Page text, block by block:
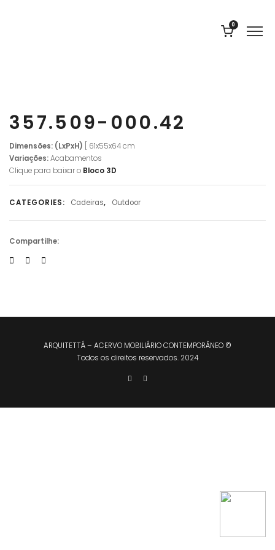
0
357.509-000.42
Dimensões: (LxPxH)
[ 61x55x64 cm
Variações:Acabamentos
Clique para baixar o Bloco 3D
CATEGORIES: Cadeiras, Outdoor
Compartilhe:
ARQUITETTÁ – ACERVO MOBILIÁRIO CONTEMPORÂNEO ©
Todos os direitos reservados. 2024